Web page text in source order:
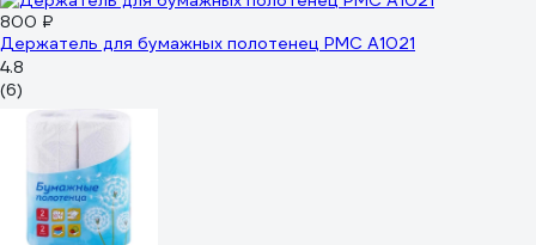
800 ₽
Держатель для бумажных полотенец РМС A1021
4.8
(6)